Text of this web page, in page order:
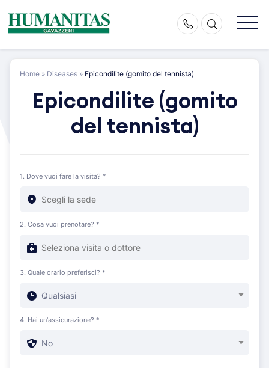
content
Home » Diseases » Epicondilite (gomito del tennista)
Epicondilite (gomito
del tennista)
1. Dove vuoi fare la visita? *
2. Cosa vuoi prenotare? *
3. Quale orario preferisci? *
4. Hai un'assicurazione? *